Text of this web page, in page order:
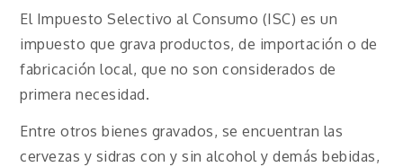
El Impuesto Selectivo al Consumo (ISC) es un
impuesto que grava productos, de importación o de
fabricación local, que no son considerados de
primera necesidad.
Entre otros bienes gravados, se encuentran las
cervezas y sidras con y sin alcohol y demás bebidas,